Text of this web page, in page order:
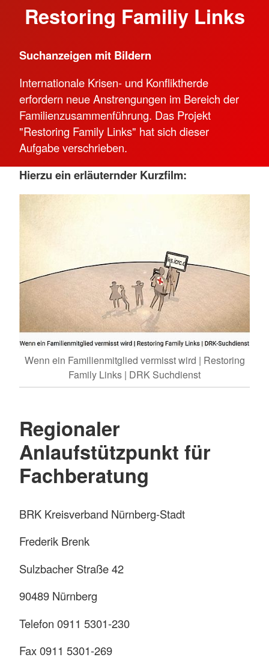
Restoring Familiy Links
Suchanzeigen mit Bildern
Internationale Krisen- und Konfliktherde
erfordern neue Anstrengungen im Bereich der
Familienzusammenführung. Das Projekt
"Restoring Family Links" hat sich dieser
Aufgabe verschrieben.
Wenn ein Familienmitglied vermisst wird | Restoring
Family Links | DRK Suchdienst
Hierzu ein erläuternder Kurzfilm:
Regionaler
Anlaufstützpunkt für
Fachberatung
BRK Kreisverband Nürnberg-Stadt
Frederik Brenk
Sulzbacher Straße 42
90489 Nürnberg
Telefon 0911 5301-230
Fax 0911 5301-269